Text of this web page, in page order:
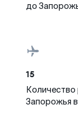
до
15
Запорожья